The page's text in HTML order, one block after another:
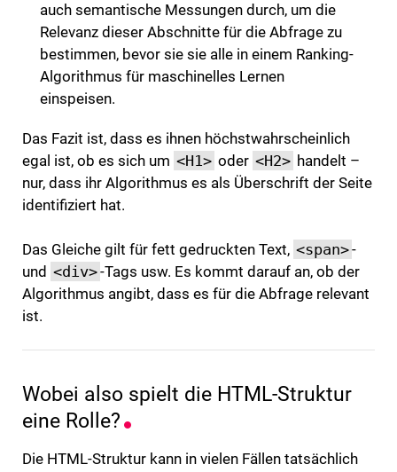
auch semantische Messungen durch, um die
Relevanz dieser Abschnitte für die Abfrage zu
bestimmen, bevor sie sie alle in einem Ranking-
Algorithmus für maschinelles Lernen
einspeisen.
Das Fazit ist, dass es ihnen höchstwahrscheinlich
egal ist, ob es sich um <H1> oder <H2> handelt –
nur, dass ihr Algorithmus es als Überschrift der Seite
identifiziert hat.
Das Gleiche gilt für fett gedruckten Text, <span>-
und <div>-Tags usw. Es kommt darauf an, ob der
Algorithmus angibt, dass es für die Abfrage relevant
ist.
Wobei also spielt die HTML-Struktur
eine Rolle?
Die HTML-Struktur kann in vielen Fällen tatsächlich